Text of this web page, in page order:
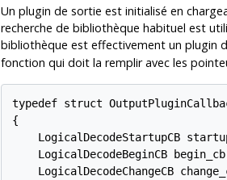
Un plugin de sortie est initialisé en
recherche de bibliothèque habituel est
bibliothèque est effectivement un plugin
fonction qui doit la remplir avec les
typedef struct
{
LogicalDecodeStartupCB
LogicalDecodeBeginCB
LogicalDecodeChangeCB